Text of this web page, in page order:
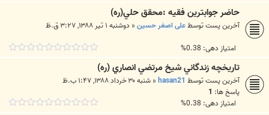
حاضر ‌جواب‏ترين فقيه :محقق حلي(ره)
آخرین پست توسطعلی اصغر حسین« دوشنبه ۱ تیر ۱۳۸۸, ۳:۲۷ ق.ظ
امتیاز دهی: 0.38%
تاريخچه زندگاني شيخ‌ مرتضي انصاري (ره)
آخرین پست توسطhasan21
« شنبه ۳۰ خرداد ۱۳۸۸, ۱:۴۷ ب.ظ
پاسخ ها: 1
امتیاز دهی: 0.38%